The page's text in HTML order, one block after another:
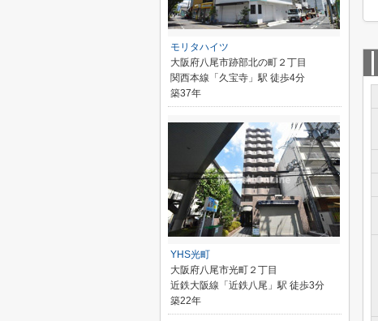
モリタハイツ
大阪府八尾市跡部北の町２丁目
関西本線「久宝寺」駅 徒歩4分
築37年
YHS光町
大阪府八尾市光町２丁目
近鉄大阪線「近鉄八尾」駅 徒歩3分
築22年